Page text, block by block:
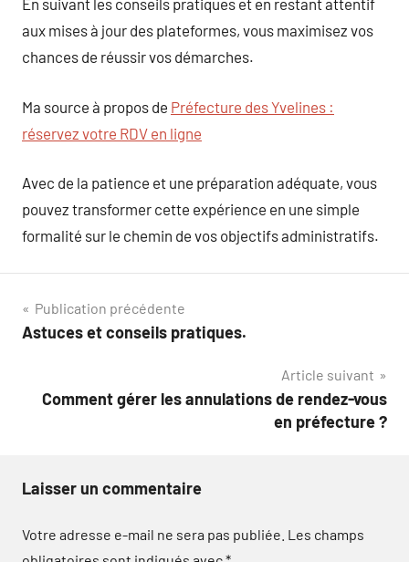
En suivant les conseils pratiques et en restant attentif
aux mises à jour des plateformes, vous maximisez vos
chances de réussir vos démarches.
Ma source à propos de Préfecture des Yvelines :
réservez votre RDV en ligne
Avec de la patience et une préparation adéquate, vous
pouvez transformer cette expérience en une simple
formalité sur le chemin de vos objectifs administratifs.
Navigation
de
Publication précédente
Astuces et conseils pratiques.
Article suivant
Comment gérer les annulations de rendez-vous
en préfecture ?
Laisser un commentaire
Votre adresse e-mail ne sera pas publiée. Les champs